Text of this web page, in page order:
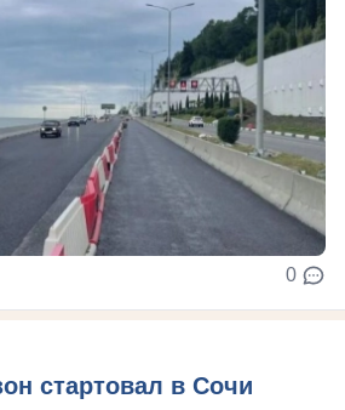
0
стартовал в Сочи